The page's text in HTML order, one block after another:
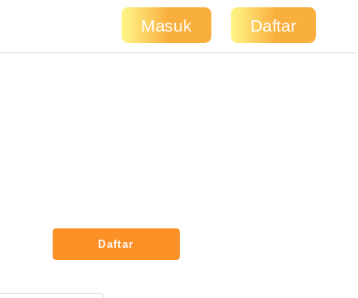
Masuk Daftar
Daftar